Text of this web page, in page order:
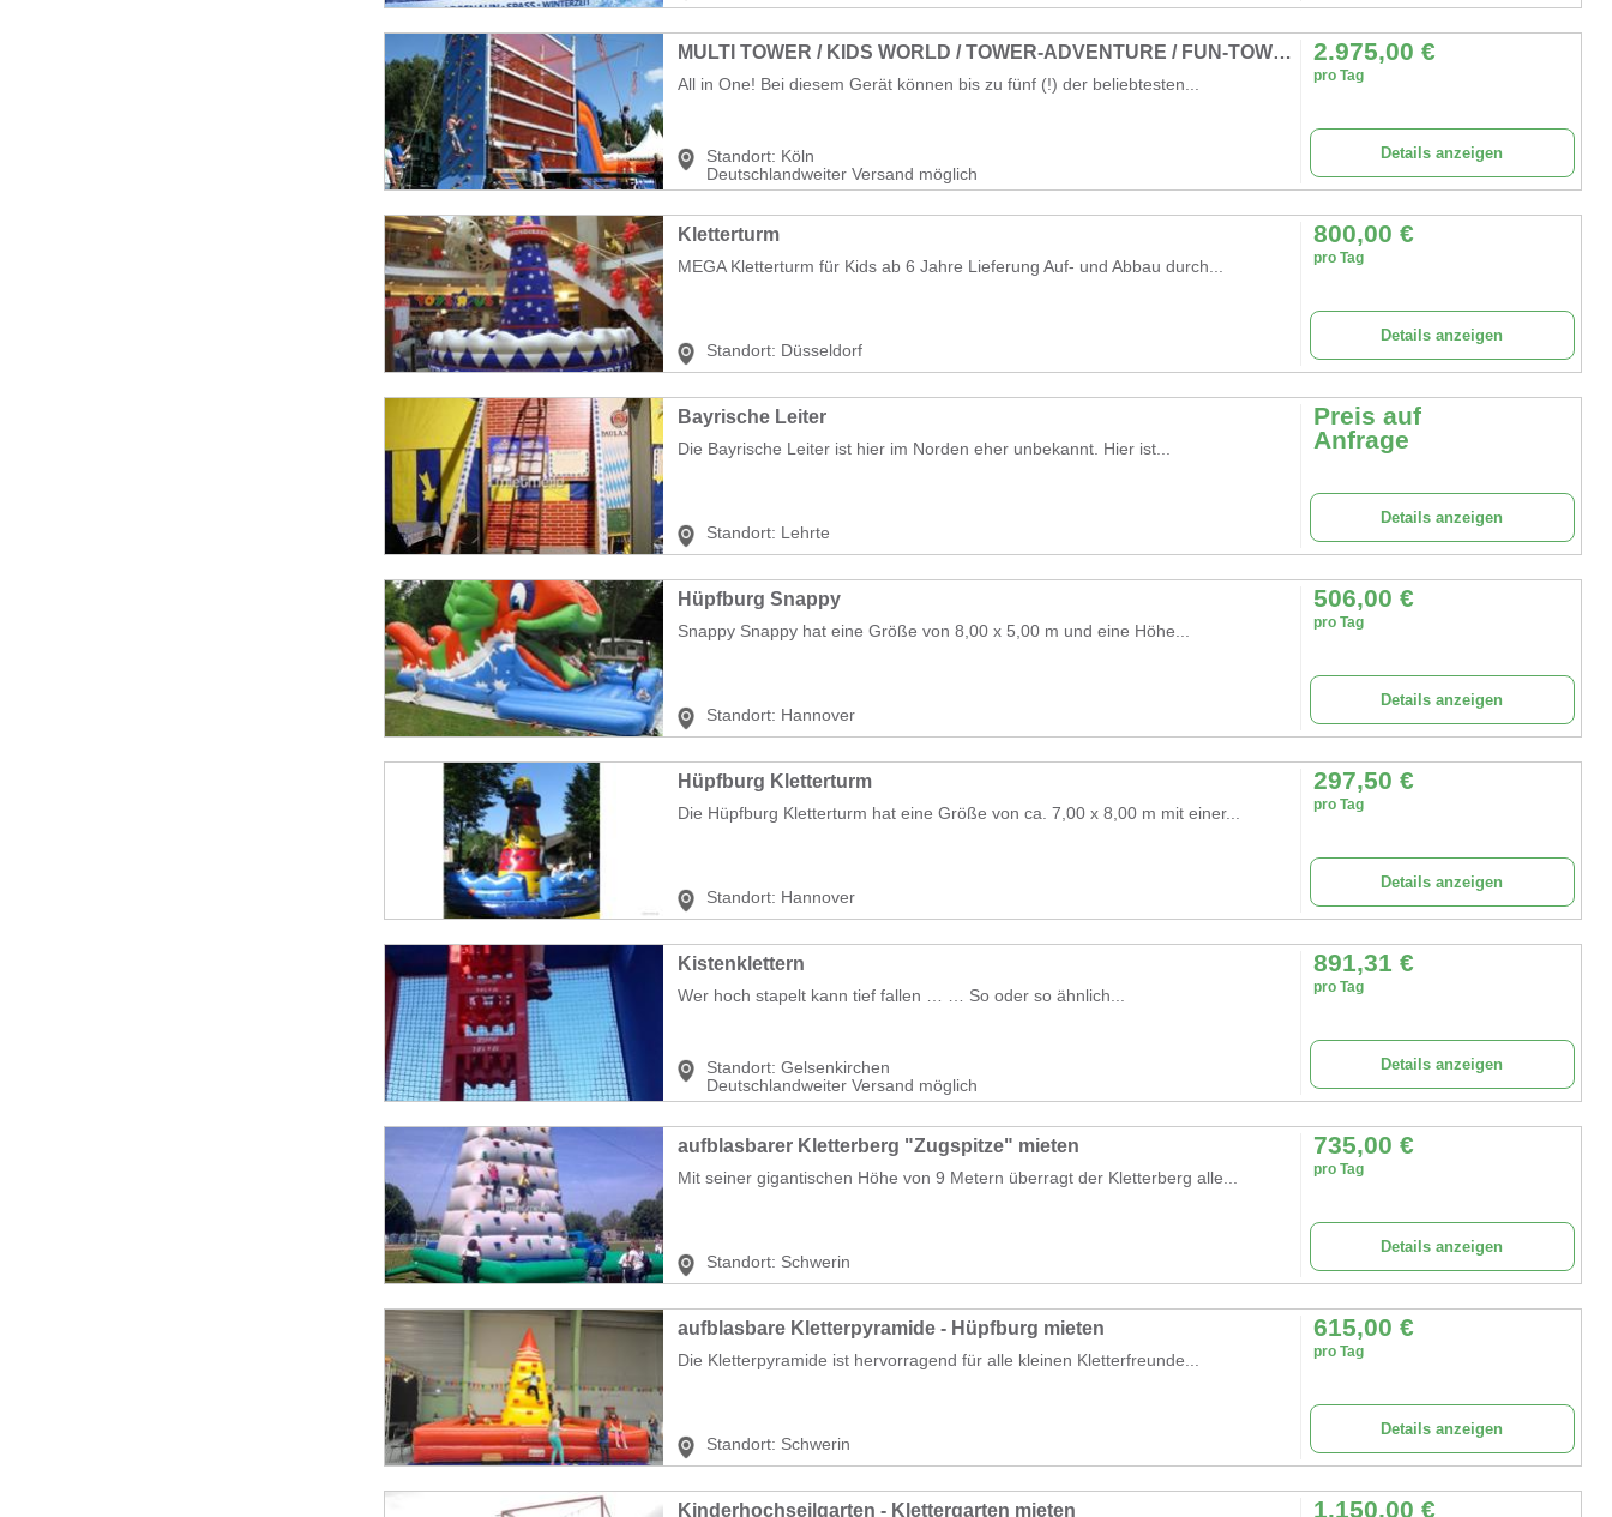
MULTI TOWER / KIDS WORLD / TOWER-ADVENTURE / FUN-TOWER
All in One! Bei diesem Gerät können bis zu fünf (!) der beliebtesten...
Standort: Köln
Deutschlandweiter Versand möglich
2.975,00 €
pro Tag
Details anzeigen
Kletterturm
MEGA Kletterturm für Kids ab 6 Jahre Lieferung Auf- und Abbau durch...
Standort: Düsseldorf
800,00 €
pro Tag
Details anzeigen
Bayrische Leiter
Die Bayrische Leiter ist hier im Norden eher unbekannt. Hier ist...
Standort: Lehrte
Preis auf
Anfrage
Details anzeigen
Hüpfburg Snappy
Snappy Snappy hat eine Größe von 8,00 x 5,00 m und eine Höhe...
Standort: Hannover
506,00 €
pro Tag
Details anzeigen
Hüpfburg Kletterturm
Die Hüpfburg Kletterturm hat eine Größe von ca. 7,00 x 8,00 m mit einer...
Standort: Hannover
297,50 €
pro Tag
Details anzeigen
Kistenklettern
Wer hoch stapelt kann tief fallen … … So oder so ähnlich...
Standort: Gelsenkirchen
Deutschlandweiter Versand möglich
891,31 €
pro Tag
Details anzeigen
aufblasbarer Kletterberg "Zugspitze" mieten
Mit seiner gigantischen Höhe von 9 Metern überragt der Kletterberg alle...
Standort: Schwerin
735,00 €
pro Tag
Details anzeigen
aufblasbare Kletterpyramide - Hüpfburg mieten
Die Kletterpyramide ist hervorragend für alle kleinen Kletterfreunde...
Standort: Schwerin
615,00 €
pro Tag
Details anzeigen
Kinderhochseilgarten - Klettergarten mieten 1.150,00 €